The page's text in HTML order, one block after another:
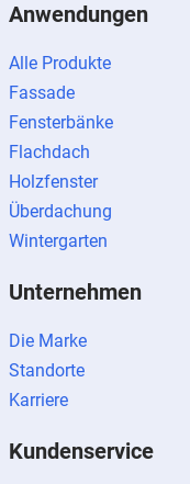
Anwendungen
Alle Produkte
Fassade
Fensterbänke
Flachdach
Holzfenster
Überdachung
Wintergarten
Unternehmen
Die Marke
Standorte
Karriere
Kundenservice